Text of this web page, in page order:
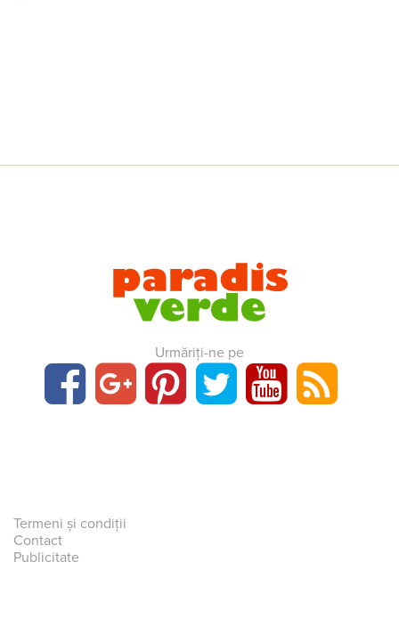
Urmăriți-ne pe
Termeni și condiții
Contact
Publicitate